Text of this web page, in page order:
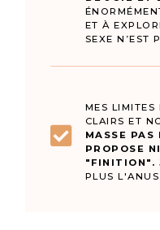
ET À
SEXE N’EST
MES LIMITES
CLAIRS ET
MASSE PAS
PROPOSE
"FINITION".
PLUS L'ANUS.